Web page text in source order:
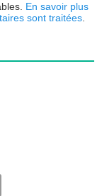
En savoir plus
sont traitées